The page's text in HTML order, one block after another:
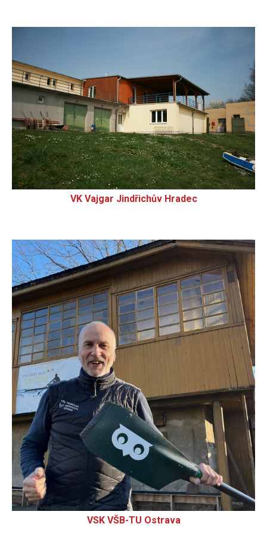
VK Vajgar Jindřichův Hradec
VSK VŠB-TU Ostrava